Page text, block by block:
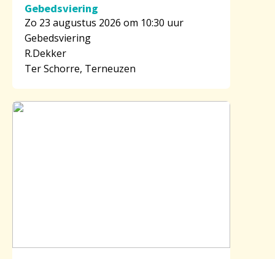
Gebedsviering
Zo 23 augustus 2026 om 10:30 uur
Gebedsviering
R.Dekker
Ter Schorre, Terneuzen